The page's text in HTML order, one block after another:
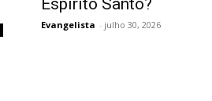
Evangelista - julho 30, 2026